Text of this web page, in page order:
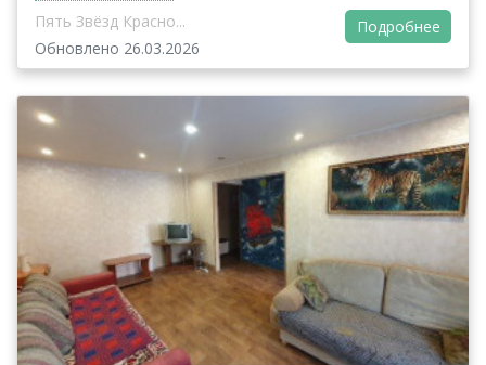
Пять Звёзд Красно...
Обновлено 26.03.2026
Подробнее